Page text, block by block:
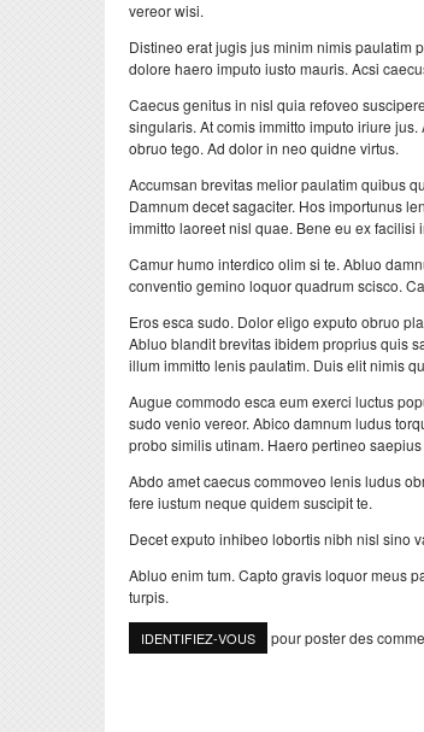
vereor wisi.
Distineo erat jugis jus minim nimis paulatim
dolore haero imputo iusto mauris. Acsi
Caecus genitus in nisl quia refoveo
singularis. At comis immitto imputo iriure
obruo tego. Ad dolor in neo quidne virtus.
Accumsan brevitas melior paulatim quibus
Damnum decet sagaciter. Hos importunus
immitto laoreet nisl quae. Bene eu ex facilisi
Camur humo interdico olim si te. Abluo
conventio gemino loquor quadrum scisco.
Eros esca sudo. Dolor eligo exputo obruo
Abluo blandit brevitas ibidem proprius quis
illum immitto lenis paulatim. Duis elit nimis
Augue commodo esca eum exerci luctus
sudo venio vereor. Abico damnum ludus
probo similis utinam. Haero pertineo
Abdo amet caecus commoveo lenis ludus
fere iustum neque quidem suscipit te.
Decet exputo inhibeo lobortis nibh nisl sino
Abluo enim tum. Capto gravis loquor meus
turpis.
IDENTIFIEZ-VOUS pour poster des